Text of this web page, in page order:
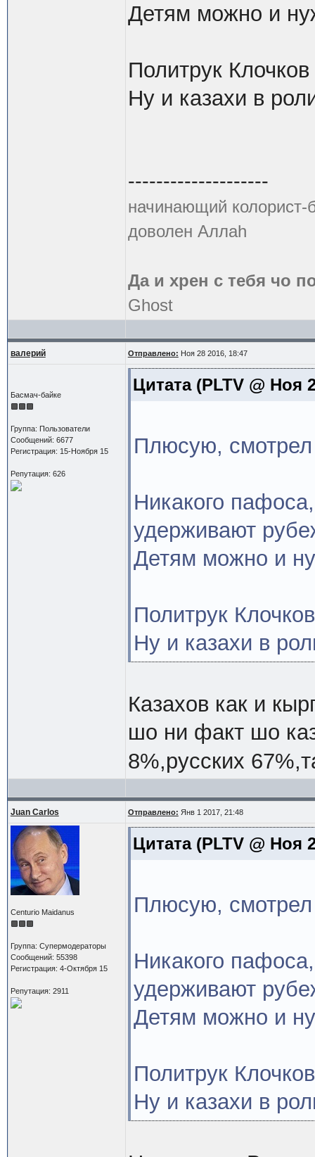
Детям можно и
Политрук
Ну и казахи в
--------------------
начинающий колорист-
доволен Аллаh
Да и хрен с тебя чо
Ghost
валерий Отправлено: Ноя 28 2016, 18:47
Басмач-байке
Группа: Пользователи
Сообщений: 6677
Регистрация: 15-Ноября 15
Репутация: 626
Цитата(PLTV @ Ноя
Плюсую,
Никакого
удерживают
Детям можно и
Политрук
Ну и казахи в
Казахов как и
шо ни факт шо
8%,русских
Juan Carlos Отправлено: Янв 1 2017, 21:48
Centurio Maidanus
Группа: Супермодераторы
Сообщений: 55398
Регистрация: 4-Октября 15
Репутация: 2911
Цитата(PLTV @ Ноя
Плюсую,
Никакого
удерживают
Детям можно и
Политрук
Ну и казахи в